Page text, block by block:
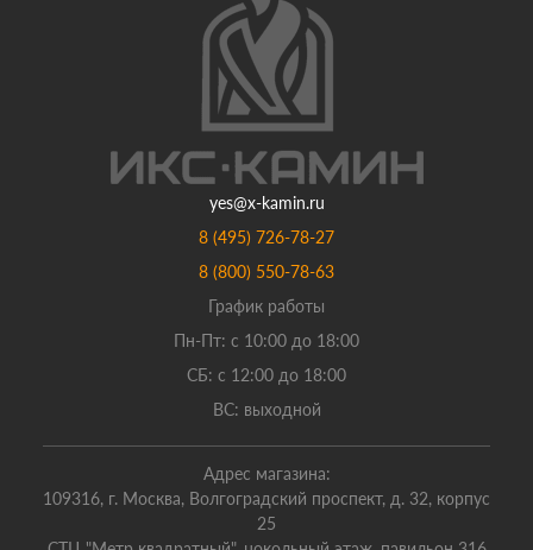
yes@x-kamin.ru
8 (495) 726-78-27
8 (800) 550-78-63
График работы
Пн-Пт: с 10:00 до 18:00
СБ: с 12:00 до 18:00
ВС: выходной
Адрес магазина:
109316, г. Москва, Волгоградский проспект, д. 32, корпус
25